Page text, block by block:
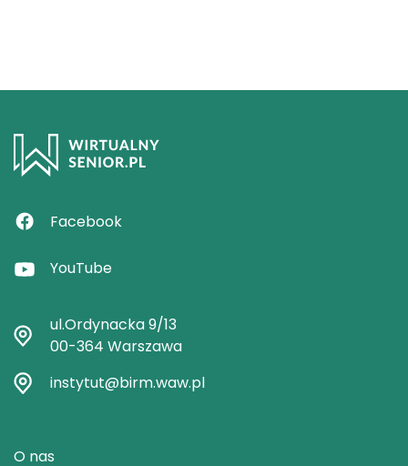
SocialFacebook
YouTube
ul.Ordynacka 9/13
00-364 Warszawa
instytut@birm.waw.pl
Stopka
O nas